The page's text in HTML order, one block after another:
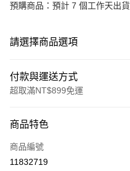
預購商品：預計 7 個工作天出貨
請選擇商品選項
付款與運送方式
超取滿NT$899免運
信用卡一次付款
信用卡分期付款
商品特色
商品編號
11832719